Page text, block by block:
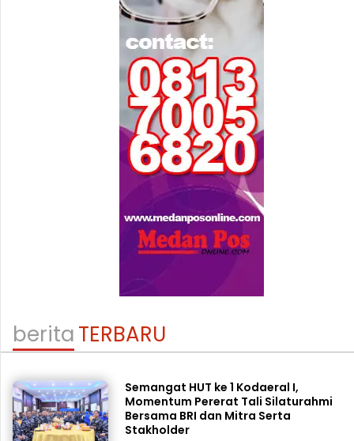
beritaTERBARU
‎Semangat HUT ke 1 Kodaeral I,
Momentum Pererat Tali Silaturahmi
Bersama BRI dan Mitra Serta
Stakholder